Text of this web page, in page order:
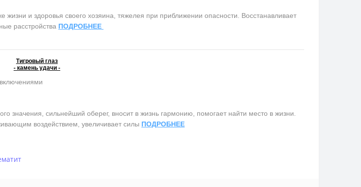
и здоровья своего хозяина, тяжелея при приближении опасности. Восстанавливает
расстройства ПОДРОБНЕЕ
Тигровый глаз
- камень удачи -
значения, сильнейший оберег, вносит в жизнь гармонию, помогает найти место в жизни.
воздействием, увеличивает силы ПОДРОБНЕЕ